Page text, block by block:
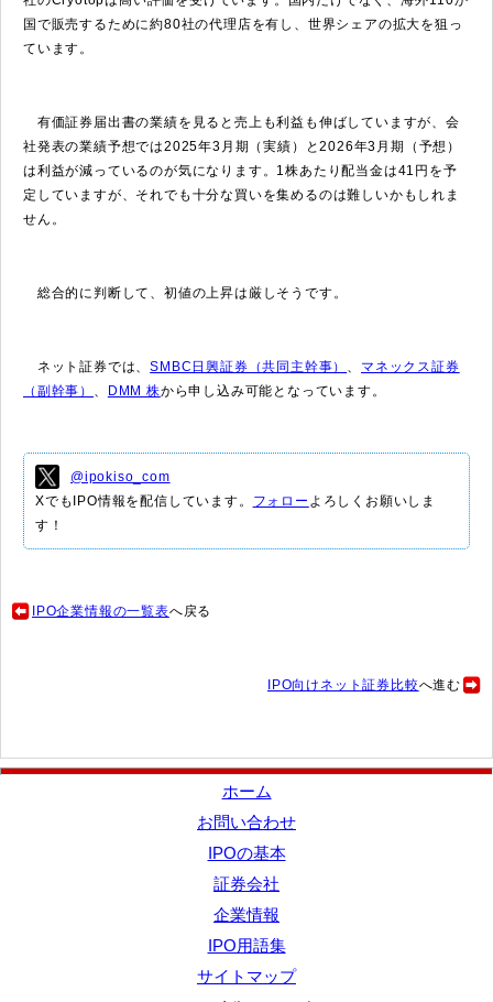
国で販売するために約80社の代理店を有し、世界シェアの拡大を狙っ
ています。
有価証券届出書の業績を見ると売上も利益も伸ばしていますが、会
社発表の業績予想では2025年3月期（実績）と2026年3月期（予想）
は利益が減っているのが気になります。1株あたり配当金は41円を予
定していますが、それでも十分な買いを集めるのは難しいかもしれま
せん。
総合的に判断して、初値の上昇は厳しそうです。
ネット証券では、SMBC日興証券（共同主幹事） 、 マネックス証券
（副幹事） 、 DMM 株から申し込み可能となっています。
@ipokiso_com
XでもIPO情報を配信しています。 フォロー よろしくお願いしま
す！
IPO企業情報の一覧表へ戻る
IPO向けネット証券比較へ進む
ホーム
お問い合わせ
IPOの基本
証券会社
企業情報
IPO用語集
サイトマップ